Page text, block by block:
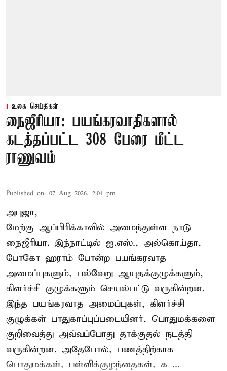
உலக செய்திகள்
நைஜீரியா: பயங்கரவாதிகளால்
கடத்தப்பட்ட 308 பேரை மீட்ட
ராணுவம்
Published on: 07 Aug 2026, 2:04 pm
அபுஜா,
மேற்கு ஆப்பிரிக்காவில் அமைந்துள்ள நாடு
நைஜீரியா. இந்நாட்டில் ஐ.எஸ்., அல்கொய்தா,
போகோ ஹராம் போன்ற பயங்கரவாத
அமைப்புகளும், பல்வேறு ஆயுதக்குழுக்களும்,
கிளர்ச்சி குழுக்களும் செயல்பட்டு வருகின்றன.
இந்த பயங்கரவாத அமைப்புகள், கிளர்ச்சி
குழுக்கள் பாதுகாப்புப்படையினர், பொதுமக்களை
குறிவைத்து அவ்வப்போது தாக்குதல் நடத்தி
வருகின்றன. அதேபோல், பணத்திற்காக
பொதுமக்கள், பள்ளிக்குழந்தைகள், க ...